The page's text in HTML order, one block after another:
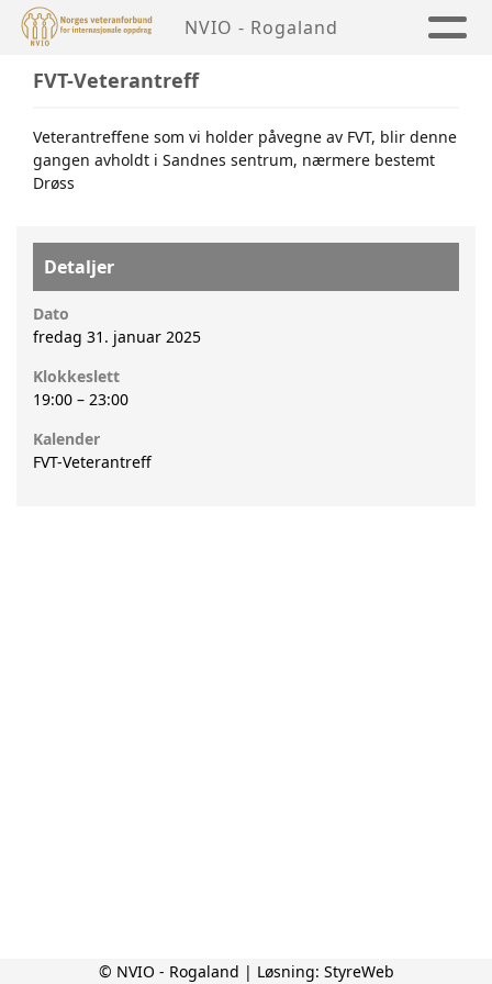
NVIO - Rogaland
FVT-Veterantreff
Veterantreffene som vi holder påvegne av FVT, blir denne
gangen avholdt i Sandnes sentrum, nærmere bestemt
Drøss
Detaljer
Dato
fredag 31. januar 2025
Klokkeslett
19:00 – 23:00
Kalender
FVT-Veterantreff
© NVIO - Rogaland | Løsning: StyreWeb